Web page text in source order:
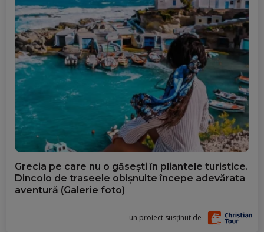
Grecia pe care nu o găsești în pliantele turistice.
Dincolo de traseele obișnuite începe adevărata
aventură (Galerie foto)
un proiect susținut de